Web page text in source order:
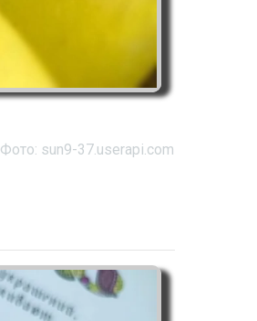
Фото: sun9-37.userapi.com